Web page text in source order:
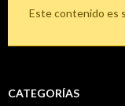
Este contenido es
CATEGORÍAS